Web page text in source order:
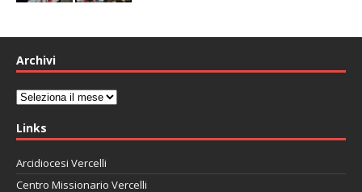
Archivi
Archivi
Links
Arcidiocesi Vercelli
Centro Missionario Vercelli